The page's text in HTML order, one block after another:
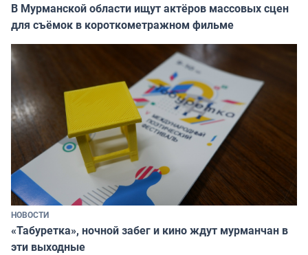
В Мурманской области ищут актёров массовых сцен
для съёмок в короткометражном фильме
НОВОСТИ
«Табуретка», ночной забег и кино ждут мурманчан в
эти выходные